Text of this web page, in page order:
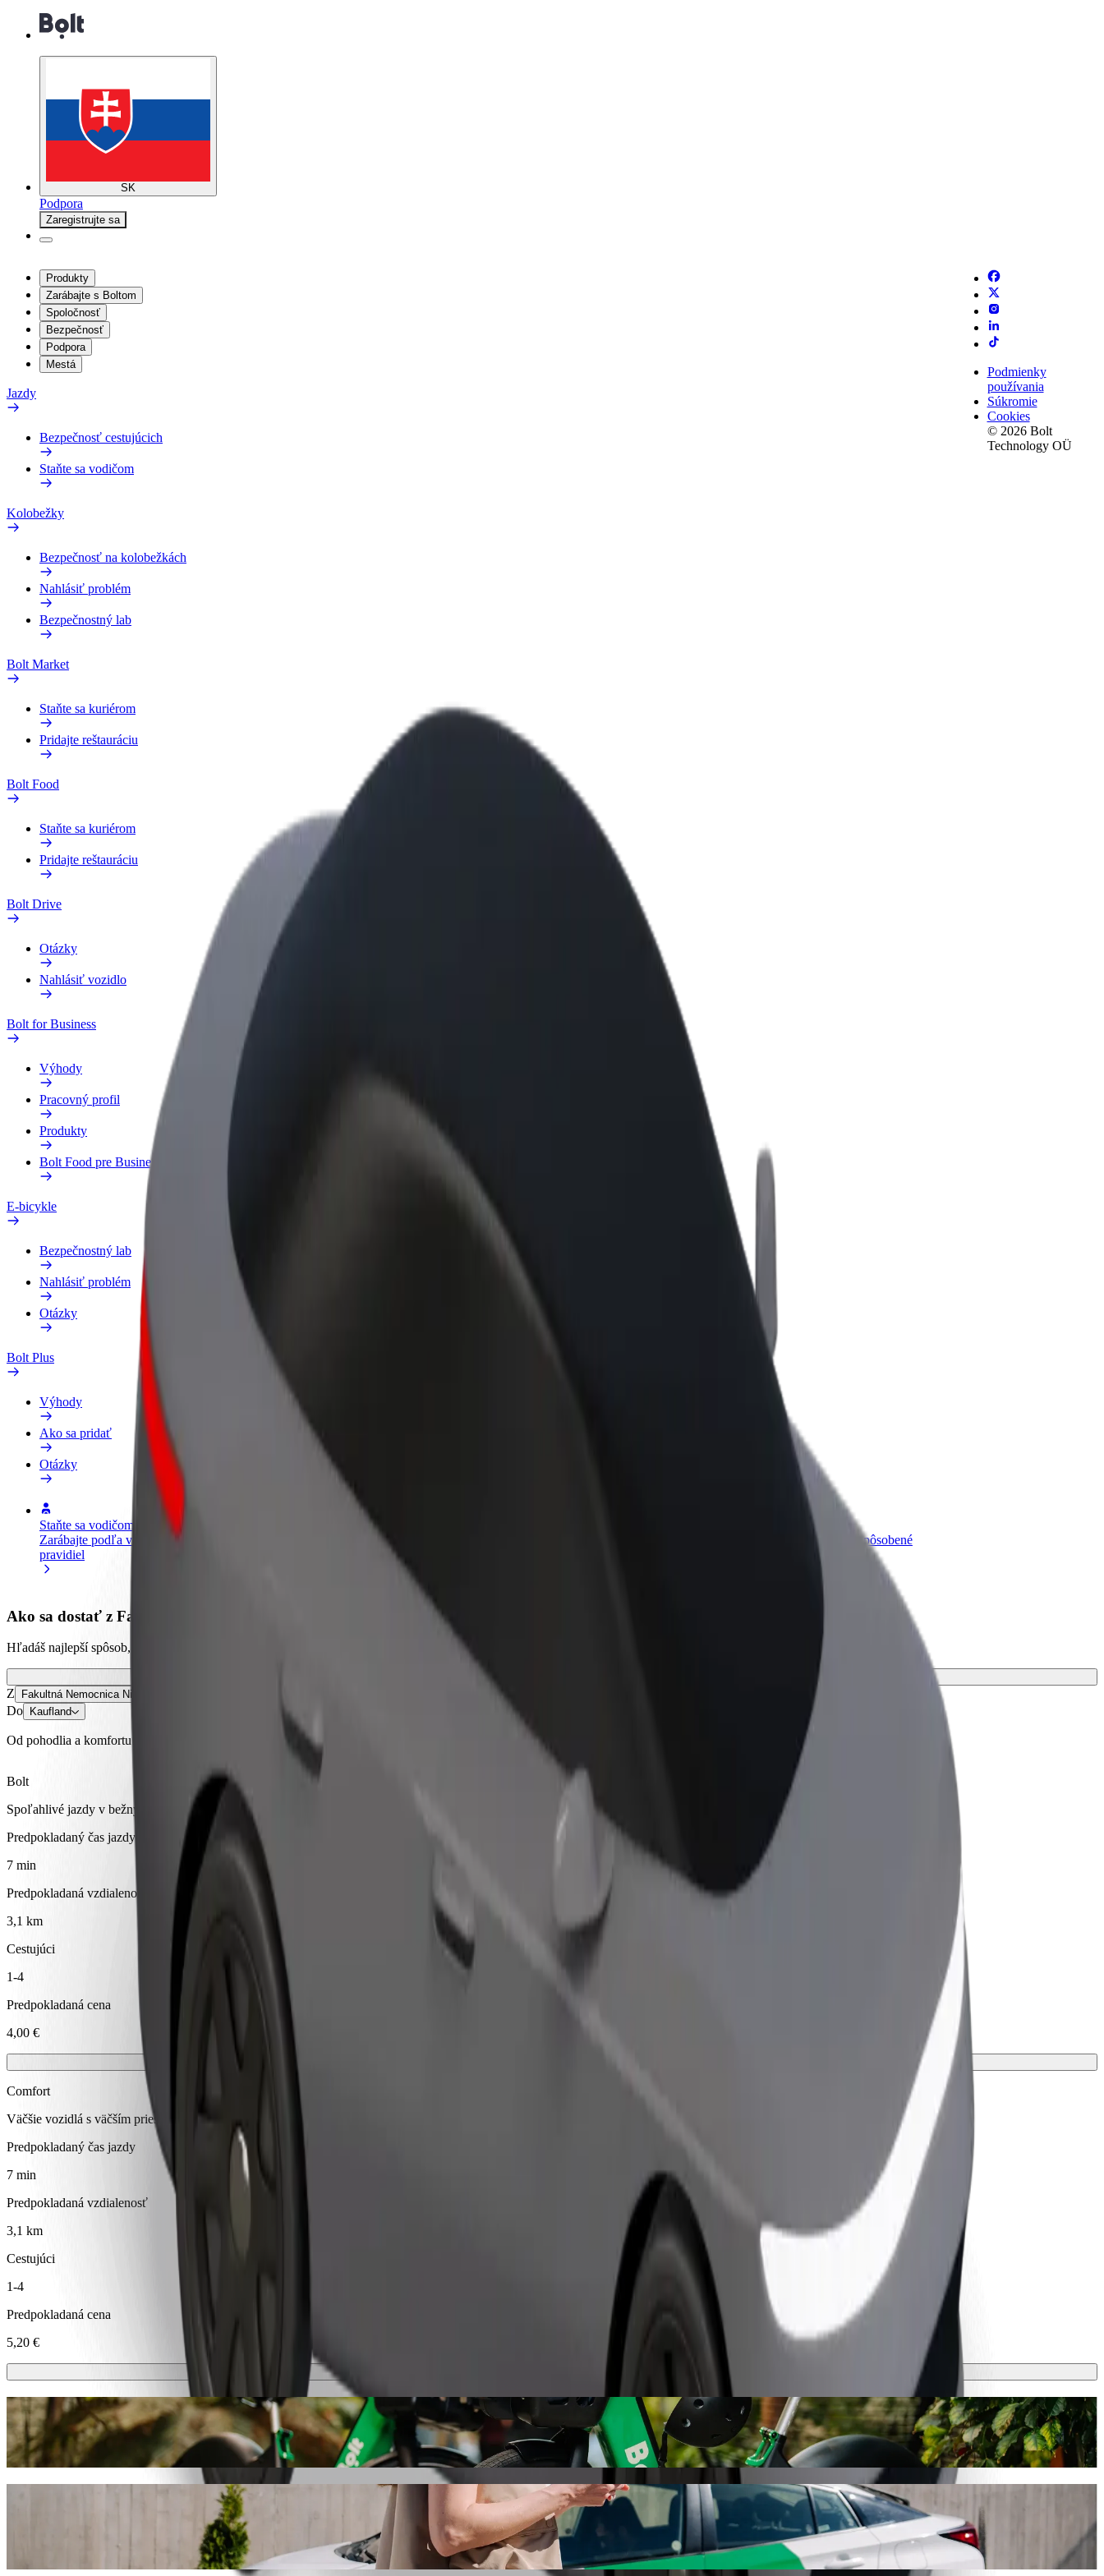
SK
Podpora
Zaregistrujte sa
Produkty
Zarábajte s Boltom
Spoločnosť
Bezpečnosť
Podpora
Mestá
Jazdy
Bezpečnosť cestujúcich
Staňte sa vodičom
Kolobežky
Bezpečnosť na kolobežkách
Nahlásiť problém
Bezpečnostný lab
Bolt Market
Staňte sa kuriérom
Pridajte reštauráciu
Bolt Food
Staňte sa kuriérom
Pridajte reštauráciu
Bolt Drive
Otázky
Nahlásiť vozidlo
Bolt for Business
Výhody
Pracovný profil
Produkty
Bolt Food pre Business
E-bicykle
Bezpečnostný lab
Nahlásiť problém
Otázky
Bolt Plus
Výhody
Ako sa pridať
Otázky
Staňte sa vodičom
Zarábajte podľa vlastných
pravidiel
Staňte sa kuriérom
Doručujte jedlo a zarábajte si
Pridajte reštauráciu
Oslovte viac zákazníkov a zvýšte
svoje zisky
Produkty a služby Bolt prispôsobené
potrebám vašej firmy
Podmienky
používania
Súkromie
Cookies
© 2026 Bolt
Technology OÜ
Ako sa dostať z Fakultná Nemocnica Nitra do Kaufland
Hľadáš najlepší spôsob, ako sa dostať z Fakultná Nemocnica Nitra do Kaufland? Prezri si naše služby a nájdi si tú ideálnu pre svoju jazdu.
Z Fakultná Nemocnica Nitra
Do Kaufland
Od pohodlia a komfortu vás delí len pár kliknutí!
Bolt
Spoľahlivé jazdy v bežných stredne veľkých vozidlách.
Predpokladaný čas jazdy
7 min
Predpokladaná vzdialenosť
3,1 km
Cestujúci
1-4
Predpokladaná cena
4,00 €
Comfort
Väčšie vozidlá s väčším priestorom na nohy a úložným priestorom
Predpokladaný čas jazdy
7 min
Predpokladaná vzdialenosť
3,1 km
Cestujúci
1-4
Predpokladaná cena
5,20 €
Kolobežky alebo e-bicykle
Pohybuj sa po meste Nitra na kolobežkách alebo e-bicykloch
Stiahni si Bolt appku
Odveź sa z Fakultná Nemocnica Nitra do Kaufland s odvozom autom Bolt
Ak hľadáš najlepšiu cenu na cestu do Kaufland, odporúčame vybrať si odvoz autom Bolt. Pri jazde s Boltom bude táto cesta trvať približne 7 min a bude stáť približne 4,00 € EUR. Máme pre teba ideálne
vozidlo na každú príležitosť.